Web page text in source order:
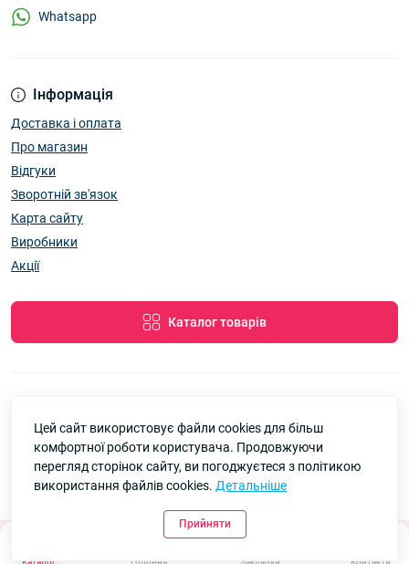
Каталог Головна Закладки Контакти
Інформація
Доставка і оплата
Про магазин
Відгуки
Зворотній зв'язок
Карта сайту
Виробники
Акції
Каталог товарів
Whatsapp
7км Одеса — Одяг і аксесуари оптом © 2026
Рейтинг
Цей сайт використовує файли cookies для більш
комфортної роботи користувача. Продовжуючи
перегляд сторінок сайту, ви погоджуєтеся з політикою
використання файлів cookies. Детальніше
Прийняти